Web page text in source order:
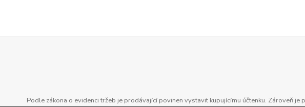
Podle zákona o evidenci tržeb je prodávající povinen vystavit kupujícímu účtenku. Zároveň